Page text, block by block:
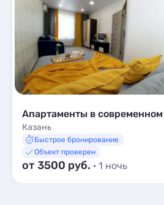
Казань
Быстрое бронирование
Объект проверен
от 3500 руб. · 1 ночь